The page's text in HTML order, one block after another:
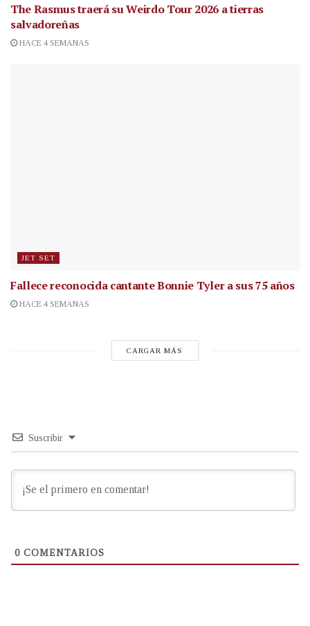
The Rasmus traerá su Weirdo Tour 2026 a tierras
salvadoreñas
HACE 4 SEMANAS
JET SET
Fallece reconocida cantanteBonnie Tyler a sus 75 años
HACE 4 SEMANAS
CARGAR MÁS
Suscribir
0 COMENTARIOS